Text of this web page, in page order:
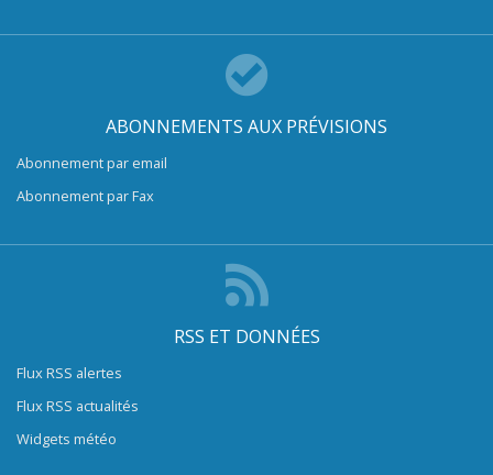
ABONNEMENTS AUX PRÉVISIONS
Abonnement par email
Abonnement par Fax
RSS ET DONNÉES
Flux RSS alertes
Flux RSS actualités
Widgets météo